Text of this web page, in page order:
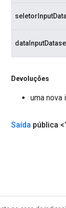
Devoluções
uma nova
Saída pública